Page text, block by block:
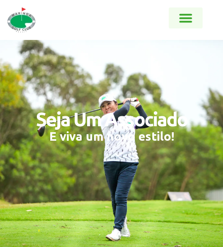
Seja Um Associado
E viva um novo estilo!